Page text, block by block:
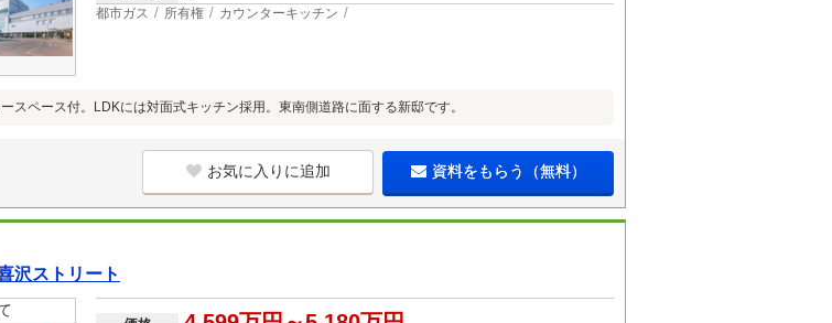
都市ガス 所有権 カウンターキッチン
スペース付。LDKには対面式キッチン採用。東南側道路に面する新邸です。
お気に入りに追加 資料をもらう（無料）
沢ストリート